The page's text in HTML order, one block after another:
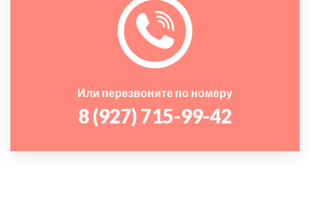
Или перезвоните по номеру
8 (927) 715-99-42